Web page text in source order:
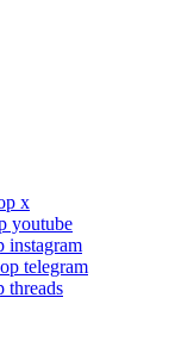
x
youtube
instagram
telegram
threads